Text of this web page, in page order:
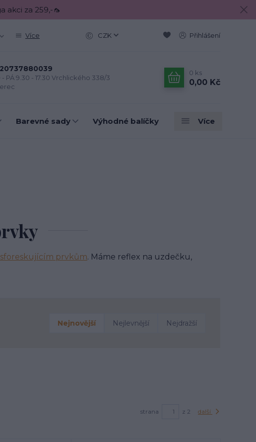
akci za 259,-🦟
Více CZK Přihlášení
- PÁ 9.30 - 17.30 Vrchlického 338/3
0 ks
0,00 Kč
Barevné sady Výhodné balíčky Více
prvkům. Máme reflex na uzdečku,
Nejnovější Nejlevnější Nejdražší
strana z 2 další